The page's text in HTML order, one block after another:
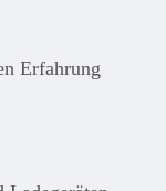
Erfahrung